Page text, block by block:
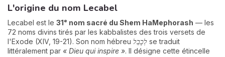
L'origine du nom Lecabel
Lecabel est le 31ᵉ nom sacré du Shem HaMephorash — les
72 noms divins tirés par les kabbalistes des trois versets de
l'Exode (XIV, 19-21). Son nom hébreu לְכָבֵל se traduit
littéralement par « Dieu qui inspire ». Il désigne cette étincelle